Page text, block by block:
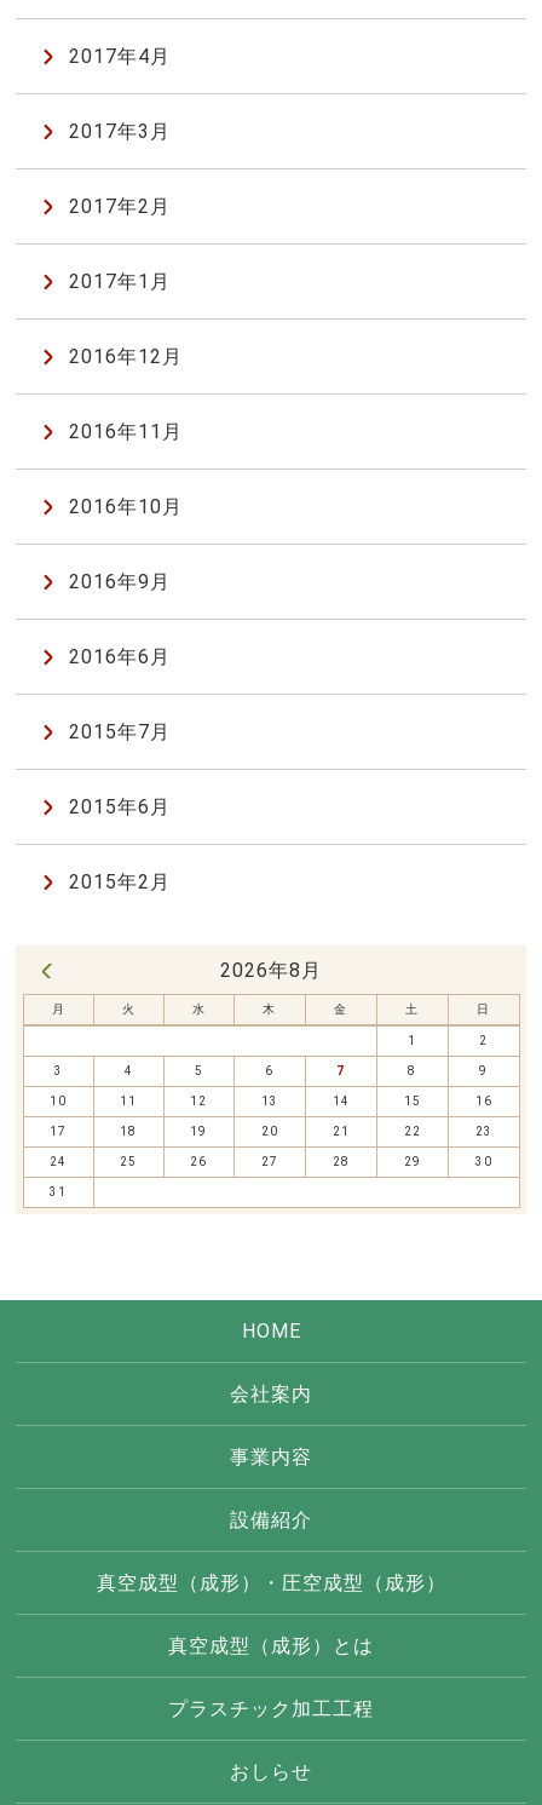
2017年4月
2017年3月
2017年2月
2017年1月
2016年12月
2016年11月
2016年10月
2016年9月
2016年6月
2015年7月
2015年6月
2015年2月
2026年8月
月 火 水 木 金 土 日
1 2
3 4 5 6 7 8 9
10 11 12 13 14 15 16
17 18 19 20 21 22 23
24 25 26 27 28 29 30
31
HOME
会社案内
事業内容
設備紹介
真空成型（成形）・圧空成型（成形）
真空成型（成形）とは
プラスチック加工工程
おしらせ